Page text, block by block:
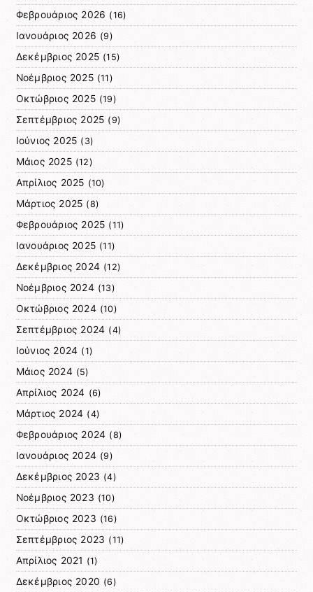
Φεβρουάριος 2026 (16)
Ιανουάριος 2026 (9)
Δεκέμβριος 2025 (15)
Νοέμβριος 2025(11)
Οκτώβριος 2025(19)
Σεπτέμβριος 2025 (9)
Ιούνιος 2025 (3)
Μάιος 2025(12)
Απρίλιος 2025 (10)
Μάρτιος 2025 (8)
Φεβρουάριος 2025 (11)
Ιανουάριος 2025 (11)
Δεκέμβριος 2024 (12)
Νοέμβριος 2024 (13)
Οκτώβριος 2024 (10)
Σεπτέμβριος 2024 (4)
Ιούνιος 2024 (1)
Μάιος 2024 (5)
Απρίλιος 2024 (6)
Μάρτιος 2024 (4)
Φεβρουάριος 2024 (8)
Ιανουάριος 2024 (9)
Δεκέμβριος 2023 (4)
Νοέμβριος 2023 (10)
Οκτώβριος 2023 (16)
Σεπτέμβριος 2023 (11)
Απρίλιος 2021 (1)
Δεκέμβριος 2020 (6)